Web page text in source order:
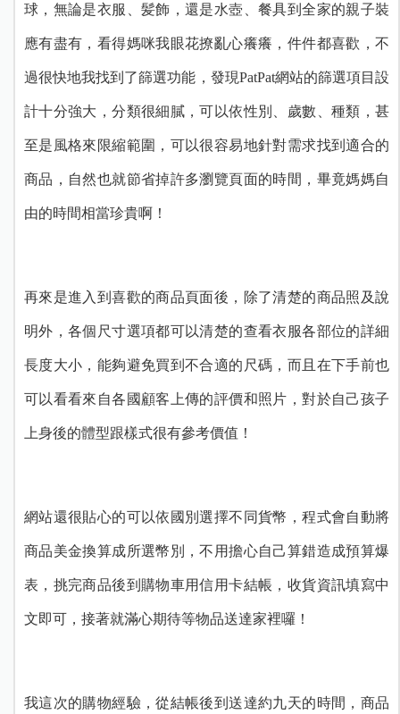
球，無論是衣服、髪飾，還是水壺、餐具到全家的親子裝
應有盡有，看得媽咪我眼花撩亂心癢癢，件件都喜歡，不
過很快地我找到了篩選功能，發現PatPat網站的篩選項目設
計十分強大，分類很細膩，可以依性別、歲數、種類，甚
至是風格來限縮範圍，可以很容易地針對需求找到適合的
商品，自然也就節省掉許多瀏覽頁面的時間，畢竟媽媽自
由的時間相當珍貴啊！
再來是進入到喜歡的商品頁面後，除了清楚的商品照及說
明外，各個尺寸選項都可以清楚的查看衣服各部位的詳細
長度大小，能夠避免買到不合適的尺碼，而且在下手前也
可以看看來自各國顧客上傳的評價和照片，對於自己孩子
上身後的體型跟樣式很有參考價值！
網站還很貼心的可以依國別選擇不同貨幣，程式會自動將
商品美金換算成所選幣別，不用擔心自己算錯造成預算爆
表，挑完商品後到購物車用信用卡結帳，收貨資訊填寫中
文即可，接著就滿心期待等物品送達家裡囉！
我這次的購物經驗，從結帳後到送達約九天的時間，商品